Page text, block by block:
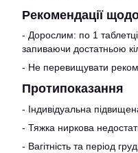
Рекомендації
- Дорослим: по 1 таблетці
запиваючи достатньою
- Не перевищувати
Протипоказання
- Індивідуальна
- Тяжка ниркова
- Вагітність та період